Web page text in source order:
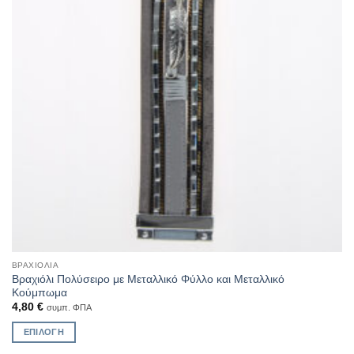
ΒΡΑΧΙΌΛΙΑ
Βραχιόλι Πολύσειρο με Μεταλλικό Φύλλο και Μεταλλικό
Κούμπωμα
4,80 € συμπ. ΦΠΑ
ΕΠΙΛΟΓΉ